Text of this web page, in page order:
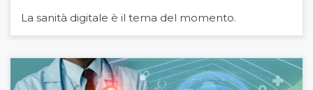
La sanità digitale è il tema del momento.